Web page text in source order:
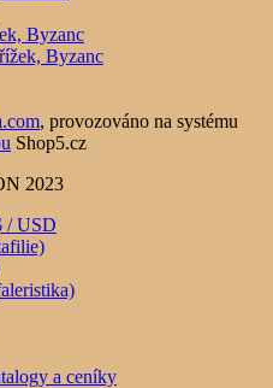
Byzanc
, provozováno na systému
Shop5.cz
2023
/ USD
a ceníky